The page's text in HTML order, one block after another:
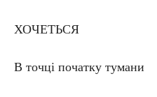
ХОЧЕТЬСЯ
В точці початку тумани